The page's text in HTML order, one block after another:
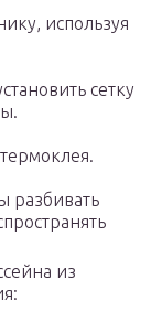
используя
сетку
разбивать
из